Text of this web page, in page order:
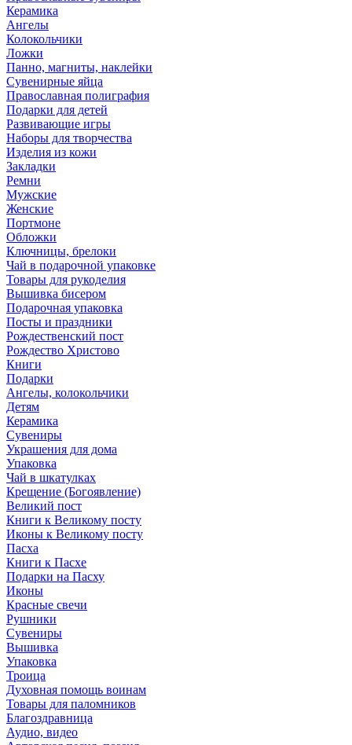
Керамика
Ангелы
Колокольчики
Ложки
Панно, магниты, наклейки
Сувенирные яйца
Православная полиграфия
Подарки для детей
Развивающие игры
Наборы для творчества
Изделия из кожи
Закладки
Ремни
Мужские
Женские
Портмоне
Обложки
Ключницы, брелоки
Чай в подарочной упаковке
Товары для рукоделия
Вышивка бисером
Подарочная упаковка
Посты и праздники
Рождественский пост
Рождество Христово
Книги
Подарки
Ангелы, колокольчики
Детям
Керамика
Сувениры
Украшения для дома
Упаковка
Чай в шкатулках
Крещение (Богоявление)
Великий пост
Книги к Великому посту
Иконы к Великому посту
Пасха
Книги к Пасхе
Подарки на Пасху
Иконы
Красные свечи
Рушники
Сувениры
Вышивка
Упаковка
Троица
Духовная помощь воинам
Товары для паломников
Благоздравница
Аудио, видео